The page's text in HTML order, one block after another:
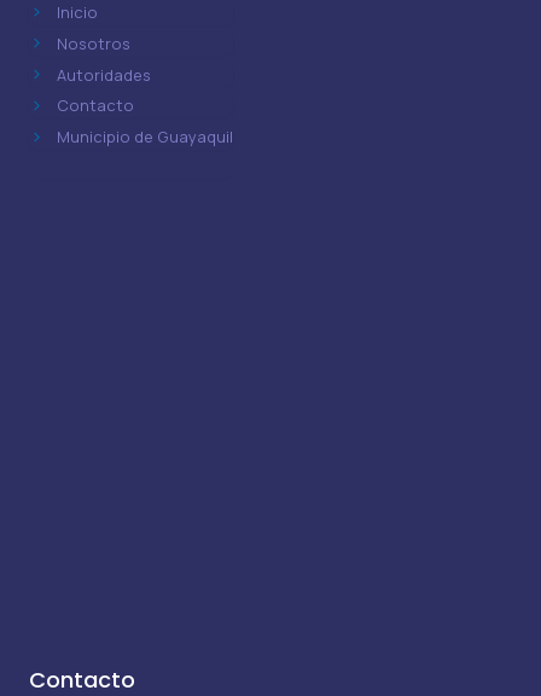
Inicio
Nosotros
Autoridades
Contacto
Municipio de Guayaquil
Contacto